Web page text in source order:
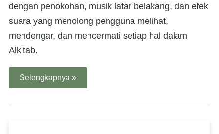
dengan penokohan, musik latar belakang, dan efek
suara yang menolong pengguna melihat,
mendengar, dan mencermati setiap hal dalam
Alkitab.
Selengkapnya »